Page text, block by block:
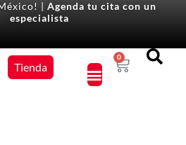
| Agenda tu cita con un
especialista
Tienda
0